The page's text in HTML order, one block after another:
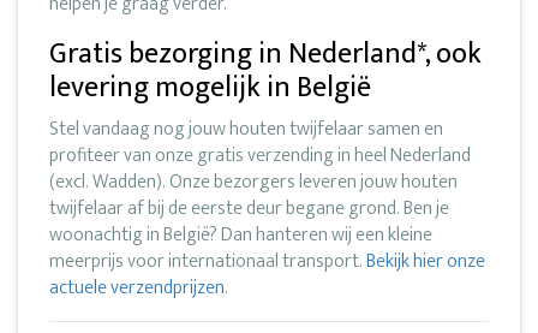
Gratis bezorging in Nederland*, ook
levering mogelijk in België
Stel vandaag nog jouw houten twijfelaar samen en
profiteer van onze gratis verzending in heel Nederland
(excl. Wadden). Onze bezorgers leveren jouw houten
twijfelaar af bij de eerste deur begane grond. Ben je
woonachtig in België? Dan hanteren wij een kleine
meerprijs voor internationaal transport.Bekijk hier onze
actuele verzendprijzen.